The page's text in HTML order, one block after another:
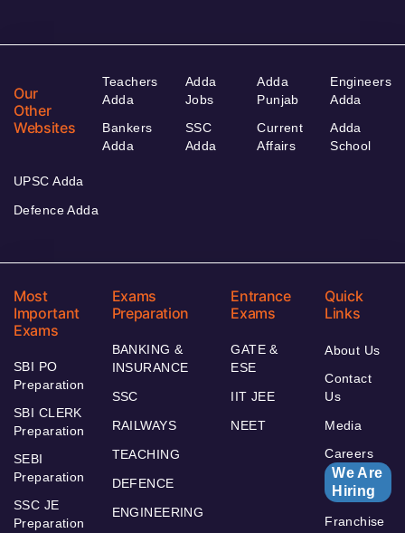
Our
Other
Websites
Teachers
Adda
Bankers
Adda
Adda
Jobs
SSC
Adda
Adda
Punjab
Current
Affairs
Engineers
Adda
Adda
School
UPSC Adda
Defence Adda
Most
Important
Exams
SBI PO
Preparation
SBI CLERK
Preparation
SEBI
Preparation
SSC JE
Preparation
Exams
Preparation
BANKING &
INSURANCE
SSC
RAILWAYS
TEACHING
DEFENCE
ENGINEERING
Entrance
Exams
GATE &
ESE
IIT JEE
NEET
Quick
Links
About Us
Contact
Us
Media
Careers
We Are
Hiring
Franchise